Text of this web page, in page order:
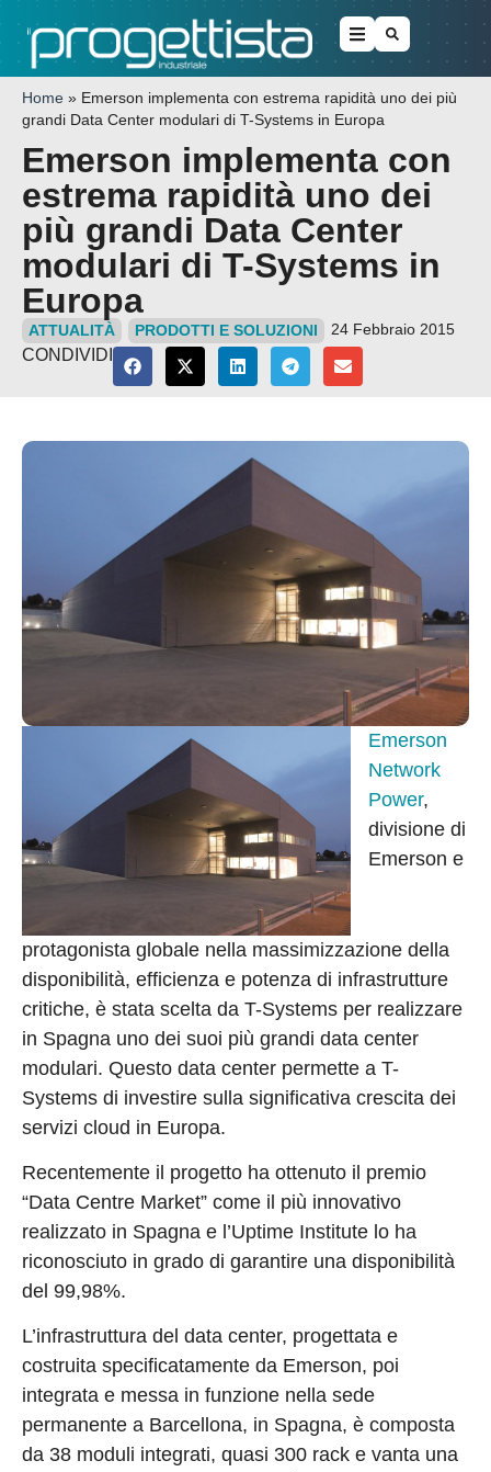
Home » Emerson implementa con estrema rapidità uno dei più
grandi Data Center modulari di T-Systems in Europa
Emerson implementa con
estrema rapidità uno dei
più grandi Data Center
modulari di T-Systems in
Europa
ATTUALITÀ PRODOTTI E SOLUZIONI 24 Febbraio 2015
CONDIVIDI
Emerson
Network
Power,
divisione di
Emerson e
protagonista globale nella massimizzazione della
disponibilità, efficienza e potenza di infrastrutture
critiche, è stata scelta da T-Systems per realizzare
in Spagna uno dei suoi più grandi data center
modulari. Questo data center permette a T-
Systems di investire sulla significativa crescita dei
servizi cloud in Europa.
Recentemente il progetto ha ottenuto il premio
“Data Centre Market” come il più innovativo
realizzato in Spagna e l’Uptime Institute lo ha
riconosciuto in grado di garantire una disponibilità
del 99,98%.
L’infrastruttura del data center, progettata e
costruita specificatamente da Emerson, poi
integrata e messa in funzione nella sede
permanente a Barcellona, in Spagna, è composta
da 38 moduli integrati, quasi 300 rack e vanta una